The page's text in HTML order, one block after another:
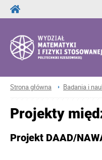
Strona główna Badania i
Projekty
Projekt DAAD/